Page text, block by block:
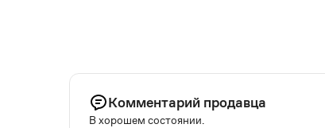
Комментарий продавца
В хорошем состоянии.